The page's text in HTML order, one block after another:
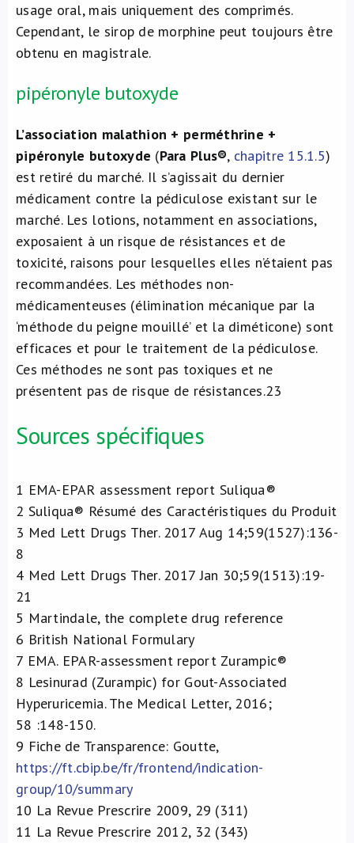
usage oral, mais uniquement des comprimés.
Cependant, le sirop de morphine peut toujours être
obtenu en magistrale.
pipéronyle butoxyde
L’association malathion + perméthrine +
pipéronyle butoxyde (Para Plus®, chapitre 15.1.5)
est retiré du marché. Il s’agissait du dernier
médicament contre la pédiculose existant sur le
marché. Les lotions, notamment en associations,
exposaient à un risque de résistances et de
toxicité, raisons pour lesquelles elles n’étaient pas
recommandées. Les méthodes non-
médicamenteuses (élimination mécanique par la
‘méthode du peigne mouillé’ et la diméticone) sont
efficaces et pour le traitement de la pédiculose.
Ces méthodes ne sont pas toxiques et ne
présentent pas de risque de résistances.23
Sources spécifiques
1 EMA-EPAR assessment report Suliqua®
2 Suliqua® Résumé des Caractéristiques du Produit
3 Med Lett Drugs Ther. 2017 Aug 14;59(1527):136-
8
4 Med Lett Drugs Ther. 2017 Jan 30;59(1513):19-
21
5 Martindale, the complete drug reference
6 British National Formulary
7 EMA. EPAR-assessment report Zurampic®
8 Lesinurad (Zurampic) for Gout-Associated
Hyperuricemia. The Medical Letter, 2016;
58 :148-150.
9 Fiche de Transparence: Goutte,
https://ft.cbip.be/fr/frontend/indication-
group/10/summary
10 La Revue Prescrire 2009, 29 (311)
11 La Revue Prescrire 2012, 32 (343)